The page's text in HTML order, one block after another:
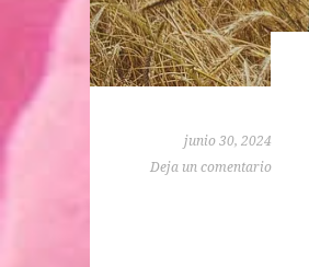
junio 30, 2024
Deja un comentario